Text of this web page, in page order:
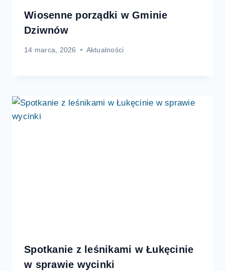
Wiosenne porządki w Gminie
Dziwnów
14 marca, 2026 Aktualności
Spotkanie z leśnikami w Łukęcinie
w sprawie wycinki